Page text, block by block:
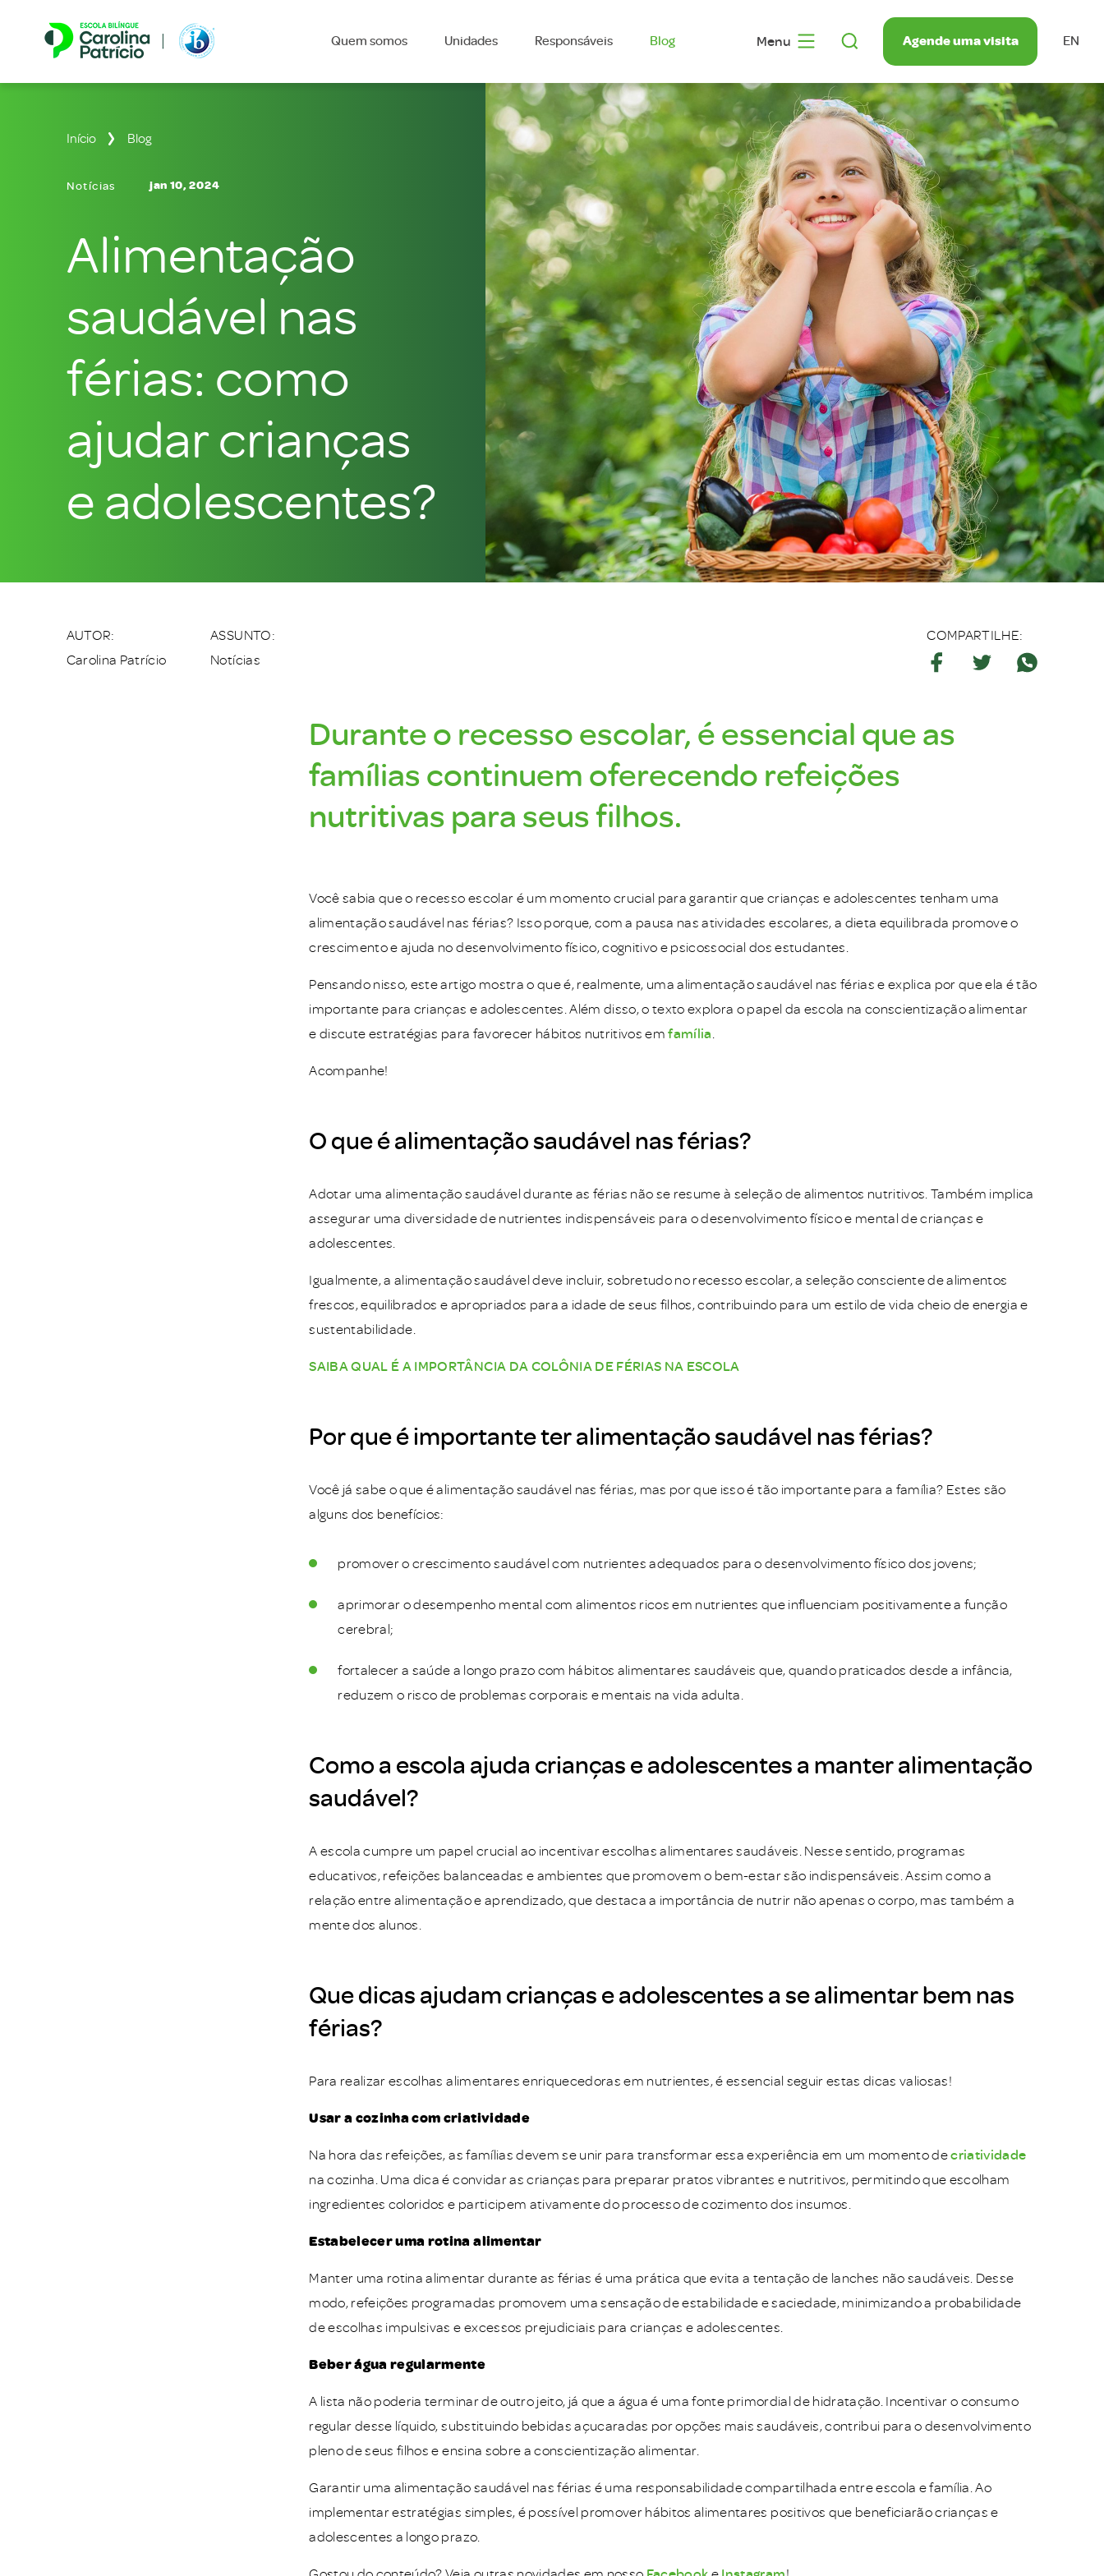
Quem somos Unidades Responsáveis Blog Menu Agende uma visita EN
Início Blog
Notícias jan 10, 2024
Alimentação
saudável nas
férias: como
ajudar crianças
e adolescentes?
AUTOR:
Carolina Patrício
ASSUNTO:
Notícias
COMPARTILHE:
Durante o recesso escolar, é essencial que as
famílias continuem oferecendo refeições
nutritivas para seus filhos.
Você sabia que o recesso escolar é um momento crucial para garantir que crianças e adolescentes tenham uma
alimentação saudável nas férias? Isso porque, com a pausa nas atividades escolares, a dieta equilibrada promove o
crescimento e ajuda no desenvolvimento físico, cognitivo e psicossocial dos estudantes.
Pensando nisso, este artigo mostra o que é, realmente, uma alimentação saudável nas férias e explica por que ela é tão
importante para crianças e adolescentes. Além disso, o texto explora o papel da escola na conscientização alimentar
e discute estratégias para favorecer hábitos nutritivos emfamília
Acompanhe!
O que é alimentação saudável nas férias?
Adotar uma alimentação saudável durante as férias não se resume à seleção de alimentos nutritivos. Também implica
assegurar uma diversidade de nutrientes indispensáveis para o desenvolvimento físico e mental de crianças e
adolescentes.
Igualmente, a alimentação saudável deve incluir, sobretudo no recesso escolar, a seleção consciente de alimentos
frescos, equilibrados e apropriados para a idade de seus filhos, contribuindo para um estilo de vida cheio de energia e
sustentabilidade.
SAIBA QUAL É A IMPORTÂNCIA DA COLÔNIA DE FÉRIAS NA ESCOLA
Por que é importante ter alimentação saudável nas férias?
Você já sabe o que é alimentação saudável nas férias, mas por que isso é tão importante para a família? Estes são
alguns dos benefícios:
promover o crescimento saudável com nutrientes adequados para o desenvolvimento físico dos jovens;
aprimorar o desempenho mental com alimentos ricos em nutrientes que influenciam positivamente a função
cerebral;
fortalecer a saúde a longo prazo com hábitos alimentares saudáveis que, quando praticados desde a infância,
reduzem o risco de problemas corporais e mentais na vida adulta.
Como a escola ajuda crianças e adolescentes a manter alimentação
saudável?
A escola cumpre um papel crucial ao incentivar escolhas alimentares saudáveis. Nesse sentido, programas
educativos, refeições balanceadas e ambientes que promovem o bem-estar são indispensáveis. Assim como a
relação entre alimentação e aprendizado, que destaca a importância de nutrir não apenas o corpo, mas também a
mente dos alunos.
Que dicas ajudam crianças e adolescentes a se alimentar bem nas
férias?
Para realizar escolhas alimentares enriquecedoras em nutrientes, é essencial seguir estas dicas valiosas!
Usar a cozinha com criatividade
Na hora das refeições, as famílias devem se unir para transformar essa experiência em um momento decriatividade
na cozinha. Uma dica é convidar as crianças para preparar pratos vibrantes e nutritivos, permitindo que escolham
ingredientes coloridos e participem ativamente do processo de cozimento dos insumos.
Estabelecer uma rotina alimentar
Manter uma rotina alimentar durante as férias é uma prática que evita a tentação de lanches não saudáveis. Desse
modo, refeições programadas promovem uma sensação de estabilidade e saciedade, minimizando a probabilidade
de escolhas impulsivas e excessos prejudiciais para crianças e adolescentes.
Beber água regularmente
A lista não poderia terminar de outro jeito, já que a água é uma fonte primordial de hidratação. Incentivar o consumo
regular desse líquido, substituindo bebidas açucaradas por opções mais saudáveis, contribui para o desenvolvimento
pleno de seus filhos e ensina sobre a conscientização alimentar.
Garantir uma alimentação saudável nas férias é uma responsabilidade compartilhada entre escola e família. Ao
implementar estratégias simples, é possível promover hábitos alimentares positivos que beneficiarão crianças e
adolescentes a longo prazo.